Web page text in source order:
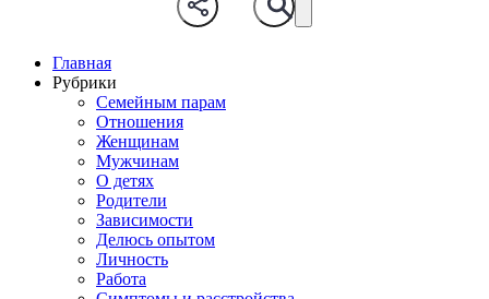
Главная
Рубрики
Семейным парам
Отношения
Женщинам
Мужчинам
О детях
Родители
Зависимости
Делюсь опытом
Личность
Работа